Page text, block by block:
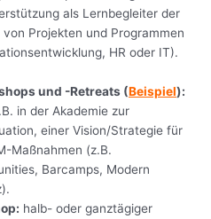
als Lernbegleiter der
Projekten und Programmen
HR oder IT).
und -Retreats (Beispiel):
in der Akademie zur
einer Vision/Strategie für
Maßnahmen (z.B.
Barcamps, Modern
halb- oder ganztägiger